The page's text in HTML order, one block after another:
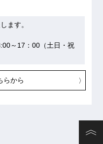
ます。
～17：00（土日・祝
らから